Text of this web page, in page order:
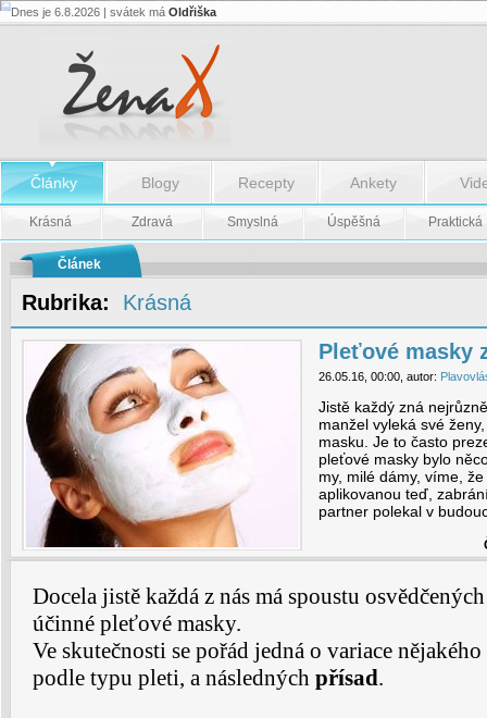
Pleťové
domácích
z
domácích
surovin
Dnes je 6.8.2026 | svátek má Oldřiška
Články Blogy Recepty Ankety
Krásná Zdravá Smyslná Úspěšná Praktická
Článek
Rubrika: Krásná
Pleťové masky
26.05.16, 00:00, autor:
Jistě každý zná
manžel vyleká své
masku. Je to často
pleťové masky bylo
my, milé dámy, víme,
aplikovanou teď,
partner polekal v
Docela jistě každá z nás má spoustu
účinné pleťové masky.
Ve skutečnosti se pořád jedná o variace nějakého
podle typu pleti, a následných přísad.